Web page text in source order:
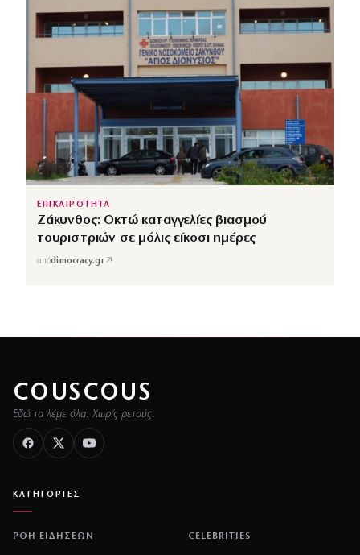
ΕΠΙΚΑΙΡΟΤΗΤΑ
Ζάκυνθος: Οκτώ καταγγελίες βιασμού
τουριστριών σε μόλις είκοσι ημέρες
απόdimocracy.gr↗
COUSCOUS
Εδώ τα λέμε όλα. Χωρίς ρετούς.
ΚΑΤΗΓΟΡΙΕΣ
ΡΟΗ ΕΙΔΗΣΕΩΝ CELEBRITIES